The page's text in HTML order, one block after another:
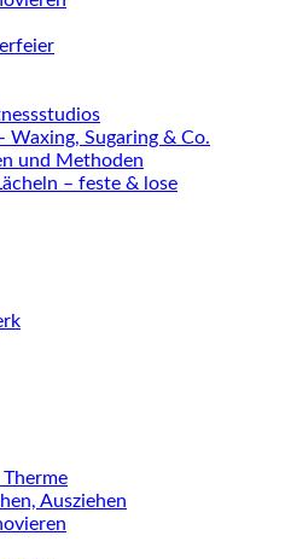
Waxing, Sugaring & Co.
und Methoden
– feste & lose
Ausziehen